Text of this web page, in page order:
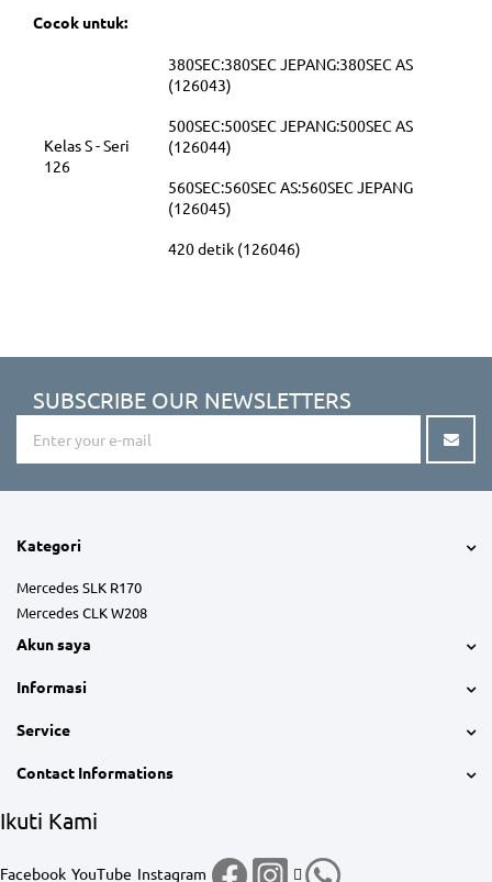
Cocok untuk:
Kelas S - Seri
126
380SEC:380SEC JEPANG:380SEC AS
(126043)
500SEC:500SEC JEPANG:500SEC AS
(126044)
560SEC:560SEC AS:560SEC JEPANG
(126045)
420 detik (126046)
SUBSCRIBE OUR NEWSLETTERS
Kategori
Mercedes SLK R170
Mercedes CLK W208
Akun saya
Informasi
Service
Contact Informations
Ikuti Kami
Facebook YouTube Instagram